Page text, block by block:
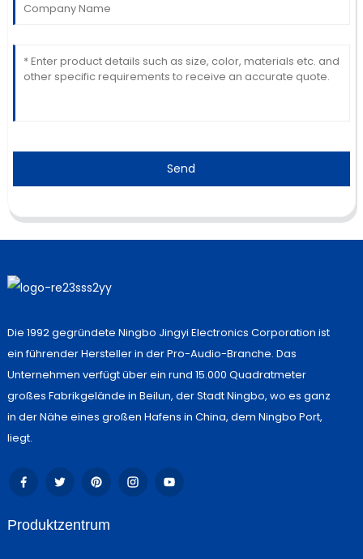
Send
Die 1992 gegründete Ningbo Jingyi Electronics Corporation ist
ein führender Hersteller in der Pro-Audio-Branche. Das
Unternehmen verfügt über ein rund 15.000 Quadratmeter
großes Fabrikgelände in Beilun, der Stadt Ningbo, wo es ganz
in der Nähe eines großen Hafens in China, dem Ningbo Port,
liegt.
Produktzentrum